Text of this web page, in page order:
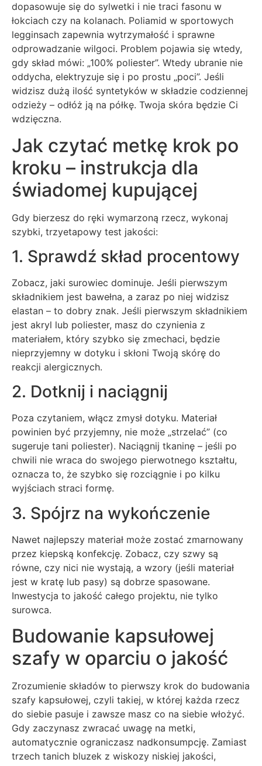
dopasowuje się do sylwetki i nie traci fasonu w
łokciach czy na kolanach. Poliamid w sportowych
legginsach zapewnia wytrzymałość i sprawne
odprowadzanie wilgoci. Problem pojawia się wtedy,
gdy skład mówi: „100% poliester”. Wtedy ubranie nie
oddycha, elektryzuje się i po prostu „poci”. Jeśli
widzisz dużą ilość syntetyków w składzie codziennej
odzieży – odłóż ją na półkę. Twoja skóra będzie Ci
wdzięczna.
Jak czytać metkę krok po
kroku – instrukcja dla
świadomej kupującej
Gdy bierzesz do ręki wymarzoną rzecz, wykonaj
szybki, trzyetapowy test jakości:
1. Sprawdź skład procentowy
Zobacz, jaki surowiec dominuje. Jeśli pierwszym
składnikiem jest bawełna, a zaraz po niej widzisz
elastan – to dobry znak. Jeśli pierwszym składnikiem
jest akryl lub poliester, masz do czynienia z
materiałem, który szybko się zmechaci, będzie
nieprzyjemny w dotyku i skłoni Twoją skórę do
reakcji alergicznych.
2. Dotknij i naciągnij
Poza czytaniem, włącz zmysł dotyku. Materiał
powinien być przyjemny, nie może „strzelać” (co
sugeruje tani poliester). Naciągnij tkaninę – jeśli po
chwili nie wraca do swojego pierwotnego kształtu,
oznacza to, że szybko się rozciągnie i po kilku
wyjściach straci formę.
3. Spójrz na wykończenie
Nawet najlepszy materiał może zostać zmarnowany
przez kiepską konfekcję. Zobacz, czy szwy są
równe, czy nici nie wystają, a wzory (jeśli materiał
jest w kratę lub pasy) są dobrze spasowane.
Inwestycja to jakość całego projektu, nie tylko
surowca.
Budowanie kapsułowej
szafy w oparciu o jakość
Zrozumienie składów to pierwszy krok do budowania
szafy kapsułowej, czyli takiej, w której każda rzecz
do siebie pasuje i zawsze masz co na siebie włożyć.
Gdy zaczynasz zwracać uwagę na metki,
automatycznie ograniczasz nadkonsumpcję. Zamiast
trzech tanich bluzek z wiskozy niskiej jakości,